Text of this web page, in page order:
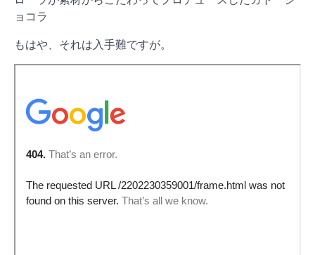
ョコラ
もはや、それは入手難ですが。